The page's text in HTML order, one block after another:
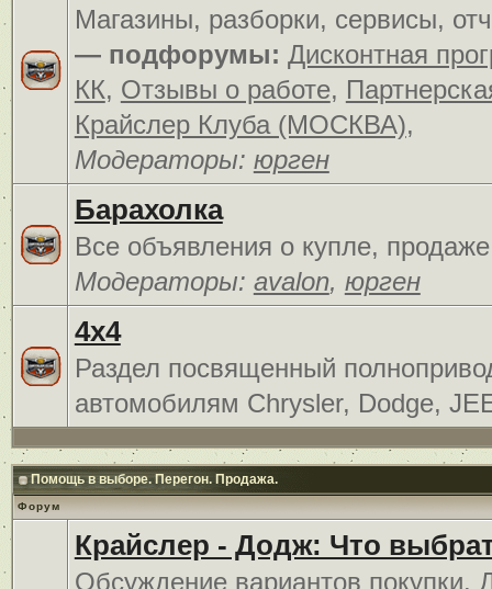
Магазины, разборки, сервисы,
— подфорумы: Дисконтная
КК, Отзывы о работе,
Крайслер Клуба (МОСКВА),
Модераторы: юрген
Барахолка
Все объявления о купле,
Модераторы: avalon, юрген
4x4
Раздел посвященный
автомобилям Chrysler, Dodge,
Помощь в выборе. Перегон. Продажа.
Форум
Крайслер - Додж: Что
Обсуждение вариантов покупки.